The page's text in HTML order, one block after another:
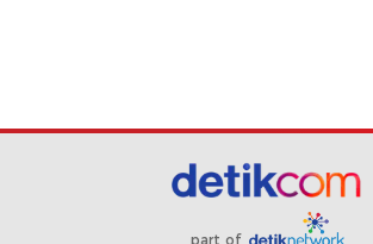
part of